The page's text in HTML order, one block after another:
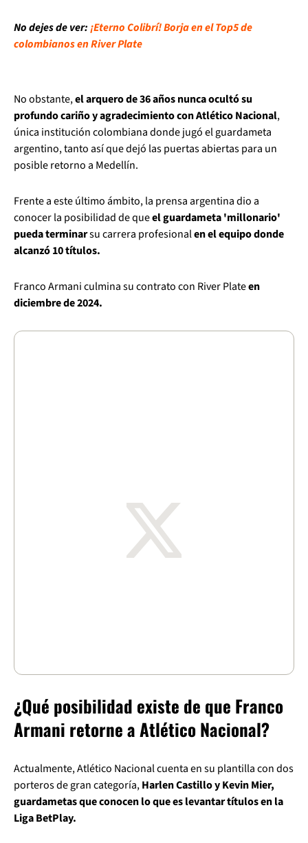
No dejes de ver:¡Eterno Colibrí! Borja en el Top5 de
colombianos en River Plate
No obstante,el arquero de 36 años nunca ocultó su
profundo cariño y agradecimiento con Atlético Nacional,
única institución colombiana donde jugó el guardameta
argentino, tanto así que dejó las puertas abiertas para un
posible retorno a Medellín.
Frente a este último ámbito, la prensa argentina dio a
conocer la posibilidad de queel guardameta 'millonario'
pueda terminarsu carrera profesionalen el equipo donde
alcanzó 10 títulos.
Franco Armani culmina su contrato con River Plateen
diciembre de 2024.
¿Qué posibilidad existe de que Franco
Armani retorne a Atlético Nacional?
Actualmente, Atlético Nacional cuenta en su plantilla con dos
porteros de gran categoría,Harlen Castillo y Kevin Mier,
guardametas que conocen lo que es levantar títulos en la
Liga BetPlay.